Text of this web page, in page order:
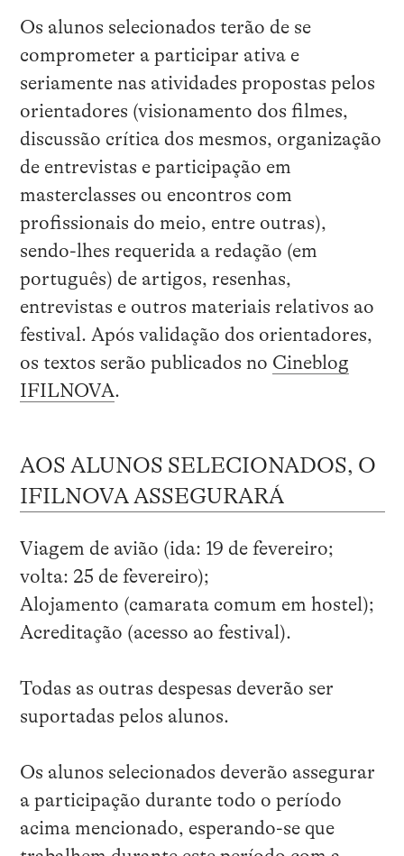
Os alunos selecionados terão de se
comprometer a participar ativa e
seriamente nas atividades propostas pelos
orientadores (visionamento dos filmes,
discussão crítica dos mesmos, organização
de entrevistas e participação em
masterclasses ou encontros com
profissionais do meio, entre outras),
sendo-lhes requerida a redação (em
português) de artigos, resenhas,
entrevistas e outros materiais relativos ao
festival. Após validação dos orientadores,
os textos serão publicados no Cineblog
IFILNOVA.
AOS ALUNOS SELECIONADOS, O
IFILNOVA ASSEGURARÁ
Viagem de avião (ida: 19 de fevereiro;
volta: 25 de fevereiro);
Alojamento (camarata comum em hostel);
Acreditação (acesso ao festival).
Todas as outras despesas deverão ser
suportadas pelos alunos.
Os alunos selecionados deverão assegurar
a participação durante todo o período
acima mencionado, esperando-se que